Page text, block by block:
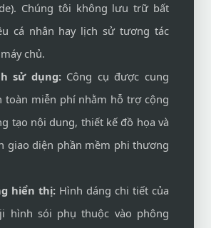
Chúng tôi không lưu trữ bất
cá nhân hay lịch sử tương tác
chủ.
sử dụng:Công cụ được cung
toàn miễn phí nhằm hỗ trợ cộng
tạo nội dung, thiết kế đồ họa và
giao diện phần mềm phi thương
hiển thị: Hình dáng chi tiết của
hình sói phụ thuộc vào phông